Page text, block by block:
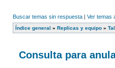
Buscar temas sin respuesta | Ver temas
Índice general » Replicas y equipo »
Consulta para